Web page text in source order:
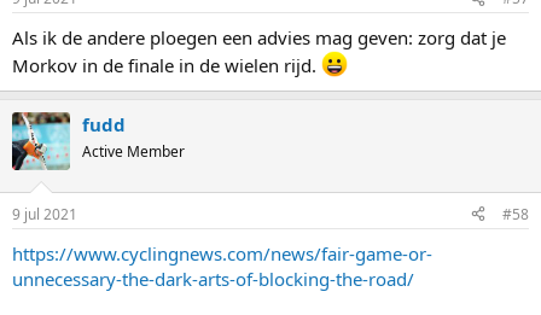
s
Als ik de andere ploegen een advies mag geven: zorg dat je
Morkov in de finale in de wielen rijd.
fudd
Active Member
9 jul 2021 #58
https://www.cyclingnews.com/news/fair-game-or-
unnecessary-the-dark-arts-of-blocking-the-road/